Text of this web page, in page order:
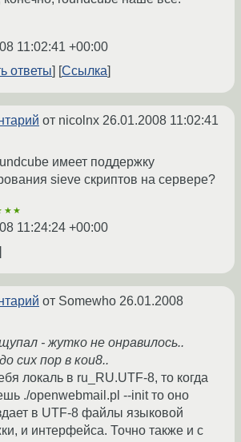
11:02:41 +00:00
ответы
Ссылка
от nicolnx 26.01.2008 11:02:41
имеет поддержку
sieve скриптов на сервере?
11:24:24 +00:00
от Somewho 26.01.2008
- жутко не онравилось..
сих пор в кои8..
локаль в ru_RU.UTF-8, то когда
./openwebmail.pl --init то оно
в UTF-8 файлы языковой
и интерфейса. Точно также и с